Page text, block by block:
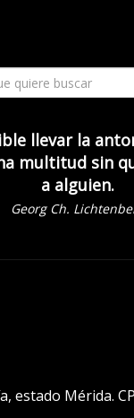
llevar la
multitud sin
a alguien.
Georg Ch.
estado Mérida.